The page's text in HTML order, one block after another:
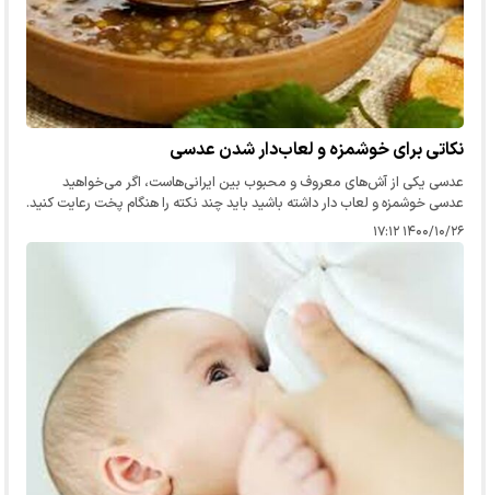
نکاتی برای خوشمزه و لعاب‌دار شدن عدسی
عدسی یکی از آش‌های معروف و محبوب بین ایرانی‌هاست، اگر می‌خواهید
عدسی خوشمزه و لعاب دار داشته باشید باید چند نکته را هنگام پخت رعایت کنید.
۱۴۰۰/۱۰/۲۶ ۱۷:۱۲